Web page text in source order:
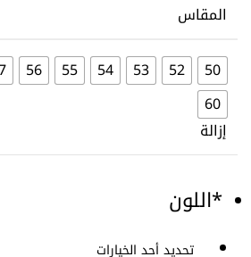
المقاس
50
52
53
54
55
56
60
إزالة
*اللون